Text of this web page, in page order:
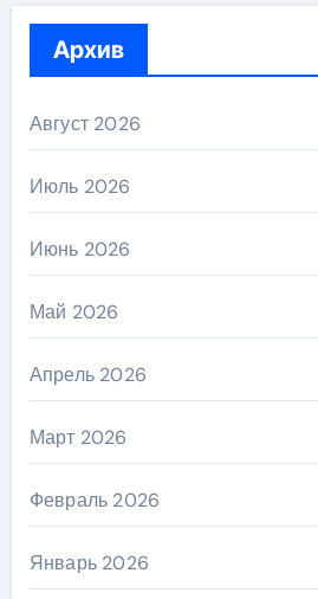
Архив
Август 2026
Июль 2026
Июнь 2026
Май 2026
Апрель 2026
Март 2026
Февраль 2026
Январь 2026